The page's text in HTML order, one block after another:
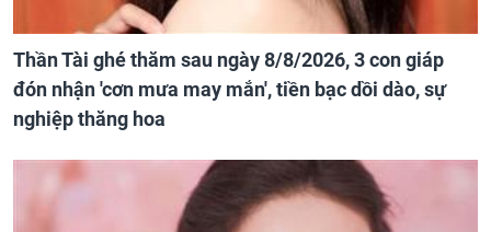
Thần Tài ghé thăm sau ngày 8/8/2026, 3 con giáp
đón nhận 'cơn mưa may mắn', tiền bạc dồi dào, sự
nghiệp thăng hoa